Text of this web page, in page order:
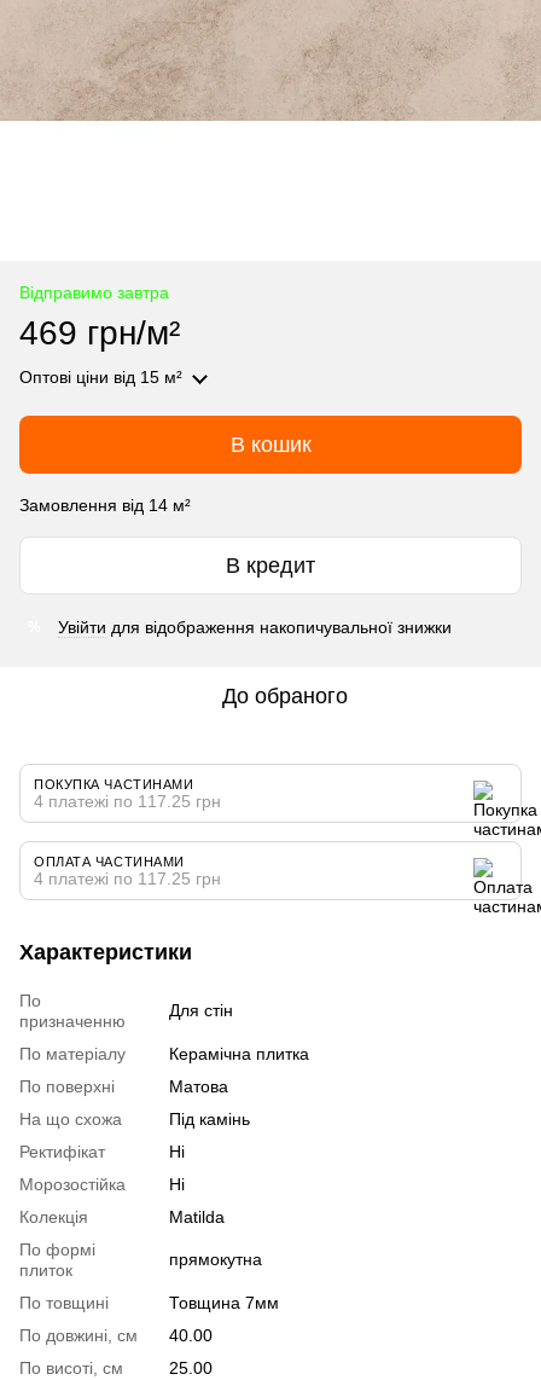
Відправимо завтра
469 грн/м²
Оптові ціни від 15 м²
В кошик
Замовлення від 14 м²
В кредит
Увійти для відображення накопичувальної знижки
До обраного
ПОКУПКА ЧАСТИНАМИ
4 платежі по 117.25 грн
ОПЛАТА ЧАСТИНАМИ
4 платежі по 117.25 грн
Характеристики
По
призначенню
Для стін
По матеріалу
Керамічна плитка
По поверхні
Матова
На що схожа
Під камінь
Ректифікат
Ні
Морозостійка
Ні
Колекція
Matilda
По формі
плиток
прямокутна
По товщині
Товщина 7мм
По довжині, см
40.00
По висоті, см
25.00